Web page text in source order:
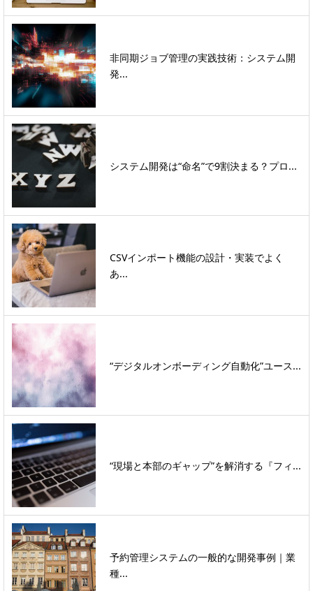
非同期ジョブ管理の実践技術：システム開
発...
システム開発は“命名”で9割決まる？プロ...
CSVインポート機能の設計・実装でよく
あ...
“デジタルオンボーディング自動化”ユース...
“現場と本部のギャップ”を解消する『フィ...
予約管理システムの一般的な開発事例｜業
種...